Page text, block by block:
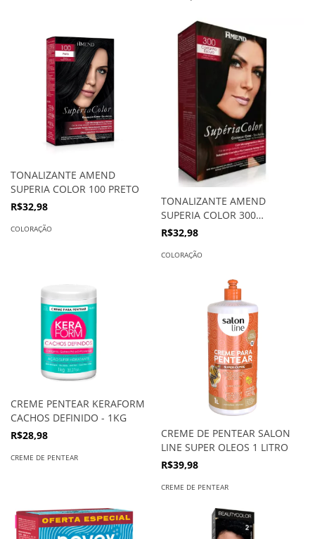
TONALIZANTE AMEND
SUPERIA COLOR 100 PRETO
R$32,98
COLORAÇÃO
TONALIZANTE AMEND
SUPERIA COLOR 300
CASTANHO ESCURO
R$32,98
COLORAÇÃO
CREME PENTEAR KERAFORM
CACHOS DEFINIDO - 1KG
R$28,98
CREME DE PENTEAR
CREME DE PENTEAR SALON
LINE SUPER OLEOS 1 LITRO
R$39,98
CREME DE PENTEAR